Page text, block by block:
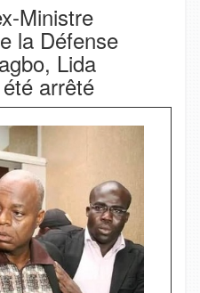
Ministre
la Défense
Lida
arrêté